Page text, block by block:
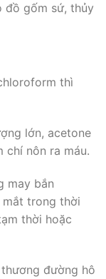
đồ gốm sứ, thủy
thì
lớn, acetone
chí nôn ra máu.
may bắn
mắt trong thời
thời hoặc
đường hô